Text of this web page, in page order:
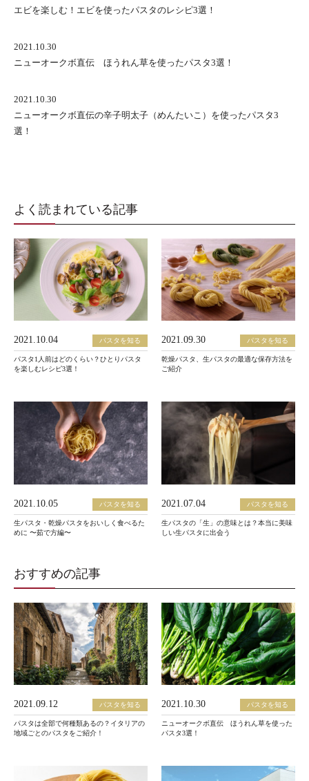
エビを楽しむ！エビを使ったパスタのレシピ3選！
2021.10.30
ニューオークボ直伝 ほうれん草を使ったパスタ3選！
2021.10.30
ニューオークボ直伝の辛子明太子（めんたいこ）を使ったパスタ3
選！
よく読まれている記事
2021.10.04 パスタを知る
パスタ1人前はどのくらい？ひとりパスタ
を楽しむレシピ3選！
2021.09.30 パスタを知る
乾燥パスタ、生パスタの最適な保存方法を
ご紹介
2021.10.05 パスタを知る
生パスタ・乾燥パスタをおいしく食べるた
めに 〜茹で方編〜
2021.07.04 パスタを知る
生パスタの「生」の意味とは？本当に美味
しい生パスタに出会う
おすすめの記事
2021.09.12 パスタを知る
パスタは全部で何種類あるの？イタリアの
地域ごとのパスタをご紹介！
2021.10.30 パスタを知る
ニューオークボ直伝 ほうれん草を使った
パスタ3選！